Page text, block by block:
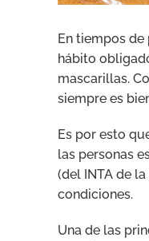
En tiempos
hábito
mascarillas.
siempre es
Es por esto
las personas
(del INTA de
condiciones.
Una de las